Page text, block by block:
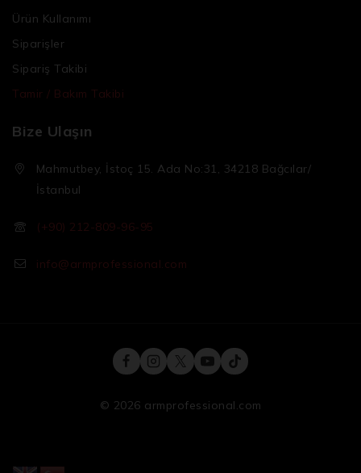
Ürün Kullanımı
Siparişler
Sipariş Takibi
Tamir / Bakım Takibi
Bize Ulaşın
Mahmutbey, İstoç 15. Ada No:31, 34218 Bağcılar/
İstanbul
(+90) 212-809-96-95
info@armprofessional.com
© 2026 armprofessional.com